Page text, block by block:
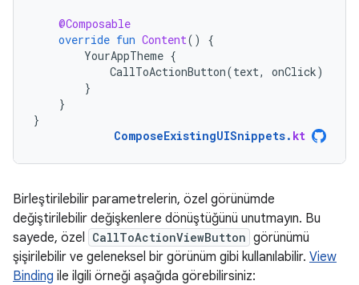
@Composable
override fun Content()
{
YourAppTheme {
CallToActionButton(text, onClick)
}
}
}
ComposeExistingUISnippets. kt
Birleştirilebilir parametrelerin, özel görünümde
değiştirilebilir değişkenlere dönüştüğünü unutmayın. Bu
sayede, özel CallToActionViewButton görünümü
şişirilebilir ve geleneksel bir görünüm gibi kullanılabilir. View
Binding ile ilgili örneği aşağıda görebilirsiniz: